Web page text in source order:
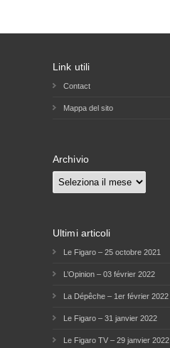
Link utili
Contact
Mappa del sito
Archivio
Archivio
Ultimi articoli
Le Figaro – 25 octobre 2021
L’Opinion – 03 février 2022
La Dépêche – 1er février 2022
Le Figaro – 31 janvier 2022
Le Figaro TV – 29 janvier 2022